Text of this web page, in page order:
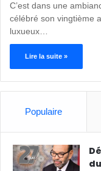
C’est dans une
célébré son vingtième
luxueux…
Lire la suite »
Populaire